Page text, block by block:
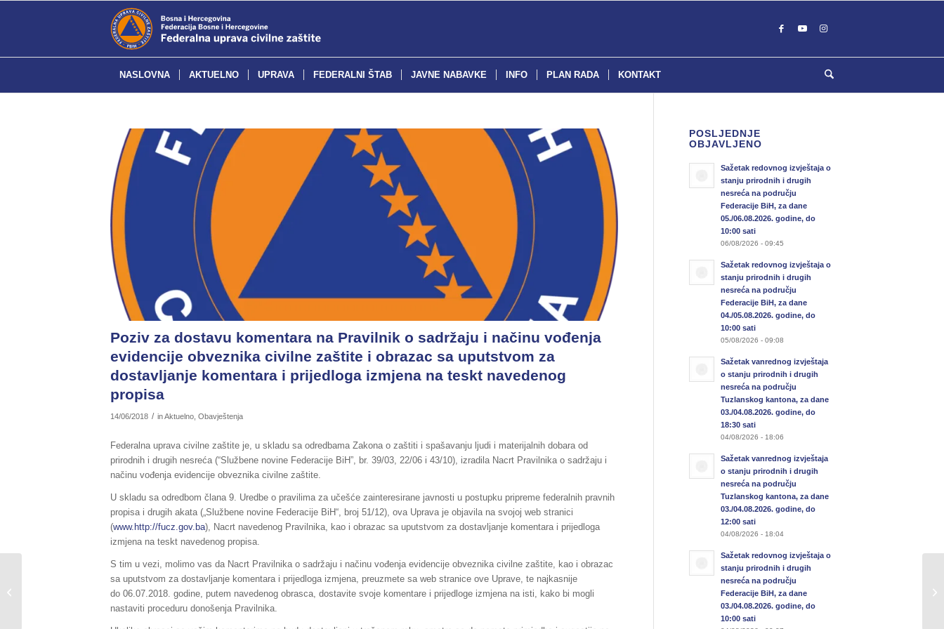
NASLOVNA AKTUELNO UPRAVA FEDERALNI ŠTAB JAVNE NABAVKE INFO PLAN RADA KONTAKT
Poziv za dostavu komentara na Pravilnik o sadržaju i načinu vođenja
evidencije obveznika civilne zaštite i obrazac sa uputstvom za
dostavljanje komentara i prijedloga izmjena na teskt navedenog
propisa
14/06/2018 / inAktuelno, Obavještenja
Federalna uprava civilne zaštite je, u skladu sa odredbama Zakona o zaštiti i spašavanju ljudi i materijalnih dobara od
prirodnih i drugih nesreća (“Službene novine Federacije BiH”, br. 39/03, 22/06 i 43/10), izradila Nacrt Pravilnika o sadržaju i
načinu vođenja evidencije obveznika civilne zaštite.
U skladu sa odredbom člana 9. Uredbe o pravilima za učešće zainteresirane javnosti u postupku pripreme federalnih pravnih
propisa i drugih akata („Službene novine Federacije BiH“, broj 51/12), ova Uprava je objavila na svojoj web stranici
(www.http://fucz.gov.ba), Nacrt navedenog Pravilnika, kao i obrazac sa uputstvom za dostavljanje komentara i prijedloga
izmjena na teskt navedenog propisa.
S tim u vezi, molimo vas da Nacrt Pravilnika o sadržaju i načinu vođenja evidencije obveznika civilne zaštite, kao i obrazac
sa uputstvom za dostavljanje komentara i prijedloga izmjena, preuzmete sa web stranice ove Uprave, te najkasnije
do 06.07.2018. godine, putem navedenog obrasca, dostavite svoje komentare i prijedloge izmjena na isti, kako bi mogli
nastaviti proceduru donošenja Pravilnika.
POSLJEDNJE
OBJAVLJENO
Sažetak redovnog izvještaja o
stanju prirodnih i drugih
nesreća na području
Federacije BiH, za dane
05./06.08.2026. godine, do
10:00 sati
06/08/2026 - 09:45
Sažetak redovnog izvještaja o
stanju prirodnih i drugih
nesreća na području
Federacije BiH, za dane
04./05.08.2026. godine, do
10:00 sati
05/08/2026 - 09:08
Sažetak vanrednog izvještaja
o stanju prirodnih i drugih
nesreća na području
Tuzlanskog kantona, za dane
03./04.08.2026. godine, do
18:30 sati
04/08/2026 - 18:06
Sažetak vanrednog izvještaja
o stanju prirodnih i drugih
nesreća na području
Tuzlanskog kantona, za dane
03./04.08.2026. godine, do
12:00 sati
04/08/2026 - 18:04
Sažetak redovnog izvještaja o
stanju prirodnih i drugih
nesreća na području
Federacije BiH, za dane
03./04.08.2026. godine, do
10:00 sati
Sažetak redovnog izvještaja o stanju
u Federaciji BiH, za dane
13./14.06.2018.godine,...